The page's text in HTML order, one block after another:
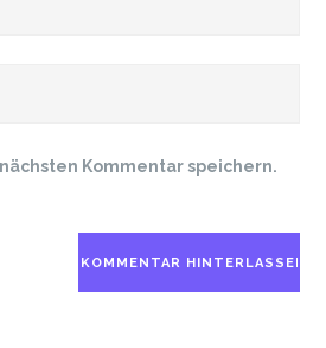
Kommentar speichern.